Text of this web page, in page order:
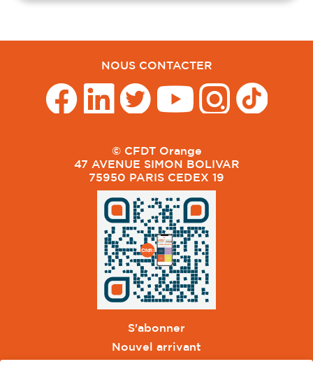
NOUS CONTACTER
© CFDT Orange
47 AVENUE SIMON BOLIVAR
75950 PARIS CEDEX 19
S'abonner
Nouvel arrivant